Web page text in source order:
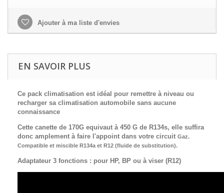
Ajouter à ma liste d'envies
EN SAVOIR PLUS
Ce pack climatisation est idéal pour remettre à niveau ou
recharger sa climatisation automobile sans aucune
connaissance
Cette canette de 170G equivaut à 450 G de R134s, elle suffira
donc amplement à faire l'appoint dans votre circuit Gaz.
Compatible et miscible R134a et R12 (fluide de substitution).
Adaptateur 3 fonctions : pour HP, BP ou à viser (R12)